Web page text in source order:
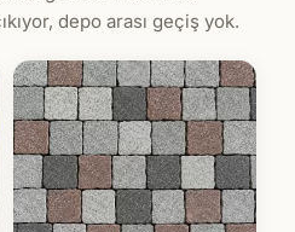
depo arası geçiş yok.